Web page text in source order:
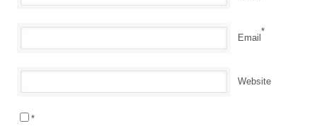
Email
*
Website
*